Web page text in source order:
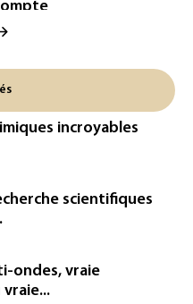
(sondage)
par la Chine
contrôler la
des
solaires
des
victime d'une
incroyables
scientifiques
ondes, vraie